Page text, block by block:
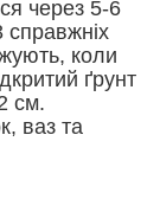
через 5-6
справжніх
коли
ґрунт
см.
ваз та